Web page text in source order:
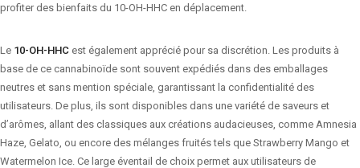
profiter des bienfaits du 10-OH-HHC en déplacement.
Le 10-OH-HHC est également apprécié pour sa discrétion. Les produits à
base de ce cannabinoïde sont souvent expédiés dans des emballages
neutres et sans mention spéciale, garantissant la confidentialité des
utilisateurs. De plus, ils sont disponibles dans une variété de saveurs et
d’arômes, allant des classiques aux créations audacieuses, comme Amnesia
Haze, Gelato, ou encore des mélanges fruités tels que Strawberry Mango et
Watermelon Ice. Ce large éventail de choix permet aux utilisateurs de